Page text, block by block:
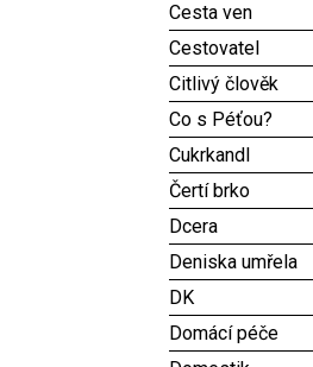
Cesta ven
Cestovatel
Citlivý člověk
Co s Péťou?
Cukrkandl
Čertí brko
Dcera
Deniska umřela
DK
Domácí péče